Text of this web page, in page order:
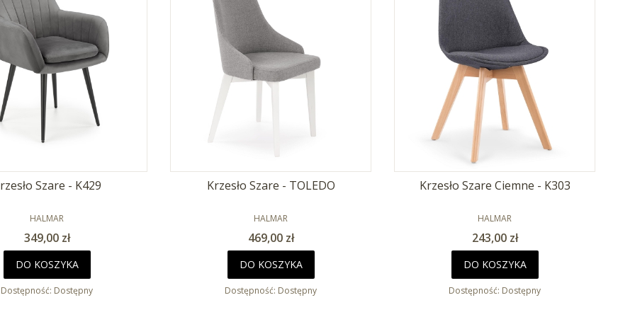
Szare - K429
PRODUCENT
HALMAR
Cena
349,00 zł
DO KOSZYKA
Dostępność: Dostępny
Krzesło Szare - TOLEDO
PRODUCENT
HALMAR
Cena
469,00 zł
DO KOSZYKA
Dostępność: Dostępny
Krzesło Szare Ciemne - K303
PRODUCENT
HALMAR
Cena
243,00 zł
DO KOSZYKA
Dostępność: Dostępny